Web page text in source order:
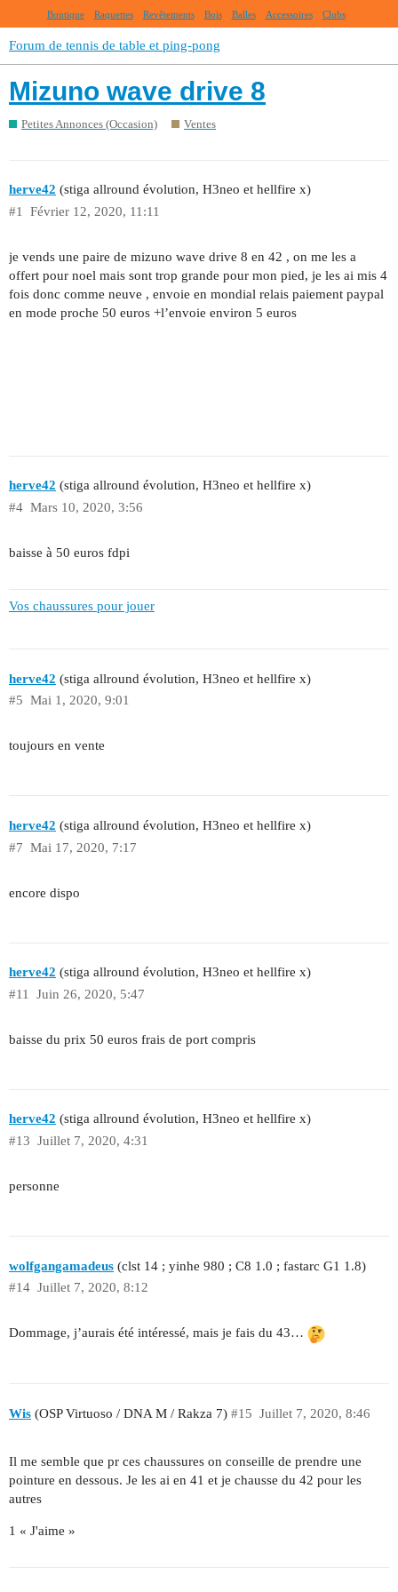
Boutique Raquettes Revêtements Bois Balles Accessoires Clubs
Forum de tennis de table et ping-pong
Mizuno wave drive 8
Petites Annonces (Occasion) Ventes
herve42 (stiga allround évolution, H3neo et hellfire x)
Février 12, 2020, 11:11
#1
je vends une paire de mizuno wave drive 8 en 42 , on me les a
offert pour noel mais sont trop grande pour mon pied, je les ai mis 4
fois donc comme neuve , envoie en mondial relais paiement paypal
en mode proche 50 euros +l’envoie environ 5 euros
herve42 (stiga allround évolution, H3neo et hellfire x)
Mars 10, 2020, 3:56
#4
baisse à 50 euros fdpi
Vos chaussures pour jouer
herve42 (stiga allround évolution, H3neo et hellfire x)
Mai 1, 2020, 9:01
#5
toujours en vente
herve42 (stiga allround évolution, H3neo et hellfire x)
Mai 17, 2020, 7:17
#7
encore dispo
herve42 (stiga allround évolution, H3neo et hellfire x)
Juin 26, 2020, 5:47
#11
baisse du prix 50 euros frais de port compris
herve42 (stiga allround évolution, H3neo et hellfire x)
Juillet 7, 2020, 4:31
#13
personne
wolfgangamadeus (clst 14 ; yinhe 980 ; C8 1.0 ; fastarc G1 1.8)
Juillet 7, 2020, 8:12
#14
Dommage, j’aurais été intéressé, mais je fais du 43…
Wis (OSP Virtuoso / DNA M / Rakza 7) Juillet 7, 2020, 8:46
#15
Il me semble que pr ces chaussures on conseille de prendre une
pointure en dessous. Je les ai en 41 et je chausse du 42 pour les
autres
1 « J'aime »